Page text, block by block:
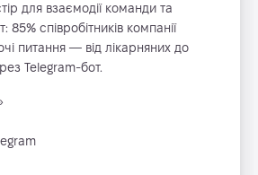
для взаємодії команди та
85% співробітників компанії
питання — від лікарняних до
Telegram-бот.